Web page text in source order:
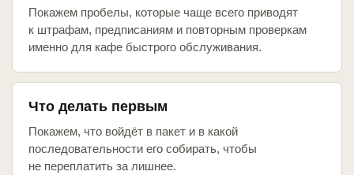
Покажем пробелы, которые чаще всего приводят
к штрафам, предписаниям и повторным проверкам
именно для кафе быстрого обслуживания.
Что делать первым
Покажем, что войдёт в пакет и в какой
последовательности его собирать, чтобы
не переплатить за лишнее.